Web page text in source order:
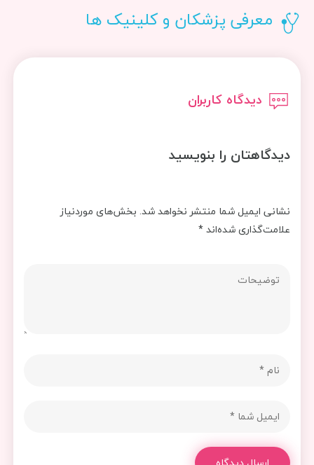
معرفی پزشکان و کلینیک ها
دیدگاه کاربران
دیدگاهتان را بنویسید
نشانی ایمیل شما منتشر نخواهد شد. بخش‌های موردنیاز
علامت‌گذاری شده‌اند*